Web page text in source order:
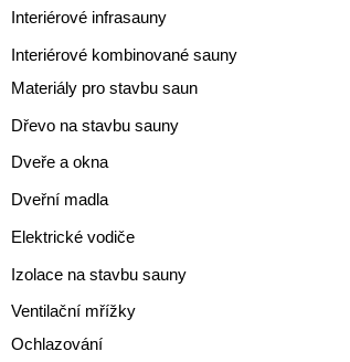
Interiérové infrasauny
Interiérové kombinované sauny
Materiály pro stavbu saun
Dřevo na stavbu sauny
Dveře a okna
Dveřní madla
Elektrické vodiče
Izolace na stavbu sauny
Ventilační mřížky
Ochlazování